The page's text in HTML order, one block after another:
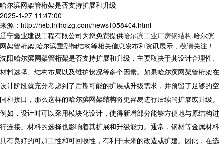
哈尔滨网架管桁架是否支持扩展和升级
2025-1-27 11:47:00
来源：http://heb.lnlhqlzg.com/news1058404.html
辽宁鑫业建设工程有限公司为您免费提供哈尔滨工业厂房钢结构,哈尔滨
网架管桁架,哈尔滨重型钢结构等相关信息发布和资讯展示，敬请关注！
沈阳哈尔滨网架管桁架是否支持扩展和升级，主要取决于其设计合理性、
材料选择、结构布局以及维护状况等多个因素。如果哈尔滨网架管桁架在
设计阶段就充分考虑到了后期可能的扩展或升级需求，并预留了足够的空
间和接口，那么这样的哈尔滨网架结构将更容易进行后续的扩展或升级。
例如，设计时可以采用模块化设计，使得新增部分能够方便地与原结构进
行连接。材料的选择也影响着其扩展和升级能力。通常，钢材等金属材料
具有良好的可加工性和可回收性，有利于未来的改造或扩建。因此，在选